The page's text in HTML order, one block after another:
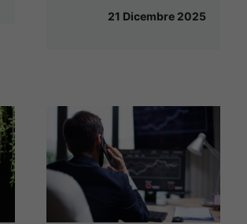
21 Dicembre 2025